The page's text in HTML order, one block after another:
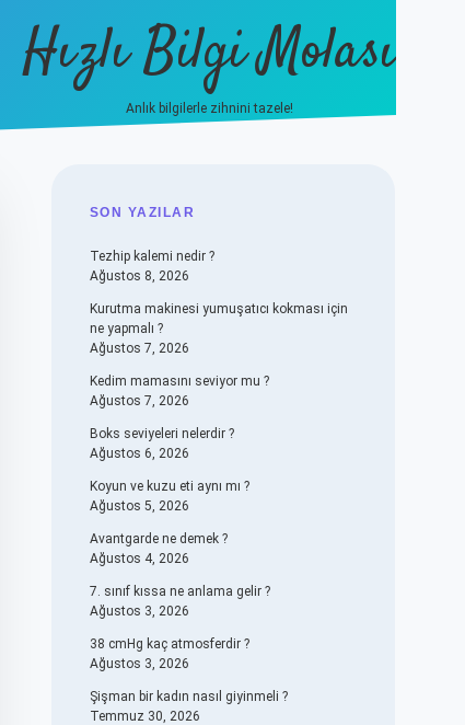
Hızlı Bilgi Molası
Anlık bilgilerle zihnini tazele!
SIDEBAR
SON YAZILAR
Tezhip kalemi nedir ?
Ağustos 8, 2026
Kurutma makinesi yumuşatıcı kokması için
ne yapmalı ?
Ağustos 7, 2026
Kedim mamasını seviyor mu ?
Ağustos 7, 2026
Boks seviyeleri nelerdir ?
Ağustos 6, 2026
Koyun ve kuzu eti aynı mı ?
Ağustos 5, 2026
Avantgarde ne demek ?
Ağustos 4, 2026
7. sınıf kıssa ne anlama gelir ?
Ağustos 3, 2026
38 cmHg kaç atmosferdir ?
Ağustos 3, 2026
Şişman bir kadın nasıl giyinmeli ?
Temmuz 30, 2026